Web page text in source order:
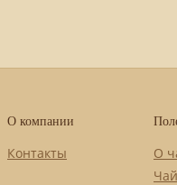
О компании
Контакты
О